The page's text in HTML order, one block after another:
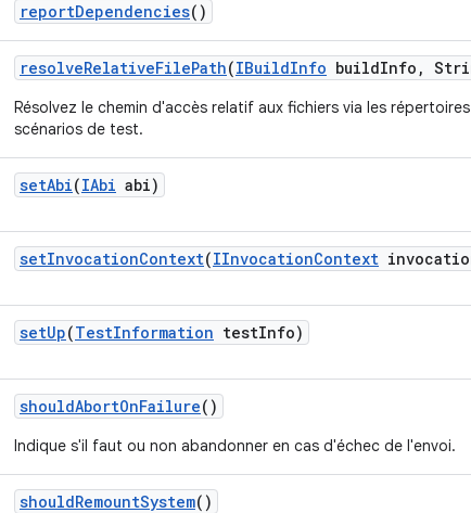
reportDependencies()
resolveRelativeFilePath(IBuildInfo buildInfo ,
Résolvez le chemin d'accès relatif aux fichiers via les répertoires
scénarios de test.
setAbi(IAbi abi)
setInvocationContext(IInvocationContext
setUp(TestInformation testInfo)
shouldAbortOnFailure()
Indique s'il faut ou non abandonner en cas d'échec de l'envoi.
shouldRemountSystem()